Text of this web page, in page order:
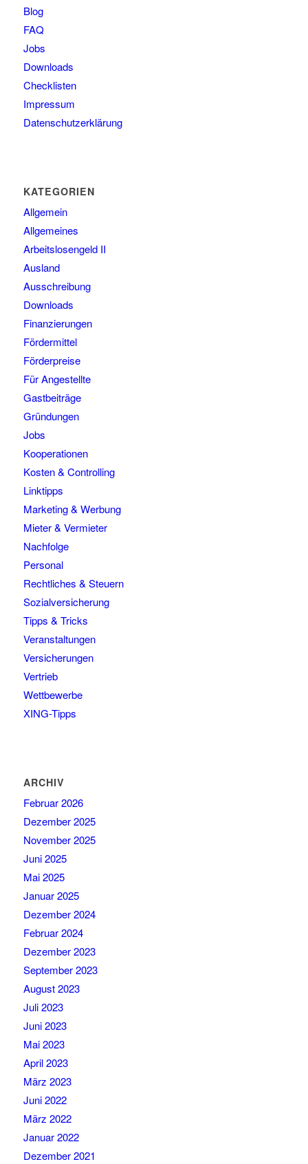
Blog
FAQ
Jobs
Downloads
Checklisten
Impressum
Datenschutzerklärung
KATEGORIEN
Allgemein
Allgemeines
Arbeitslosengeld II
Ausland
Ausschreibung
Downloads
Finanzierungen
Fördermittel
Förderpreise
Für Angestellte
Gastbeiträge
Gründungen
Jobs
Kooperationen
Kosten & Controlling
Linktipps
Marketing & Werbung
Mieter & Vermieter
Nachfolge
Personal
Rechtliches & Steuern
Sozialversicherung
Tipps & Tricks
Veranstaltungen
Versicherungen
Vertrieb
Wettbewerbe
XING-Tipps
ARCHIV
Februar 2026
Dezember 2025
November 2025
Juni 2025
Mai 2025
Januar 2025
Dezember 2024
Februar 2024
Dezember 2023
September 2023
August 2023
Juli 2023
Juni 2023
Mai 2023
April 2023
März 2023
Juni 2022
März 2022
Januar 2022
Dezember 2021